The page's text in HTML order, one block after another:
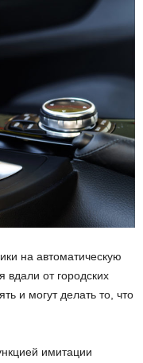
на автоматическую
вдали от городских
и могут делать то, что
имитации